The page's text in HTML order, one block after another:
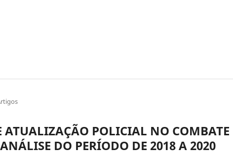
POLICIAL NO COMBATE
DO PERÍODO DE 2018 A 2020